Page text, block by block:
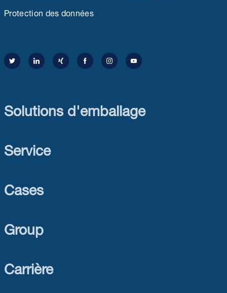
Protection des données
Solutions d'emballage
Service
Cases
Group
Carrière